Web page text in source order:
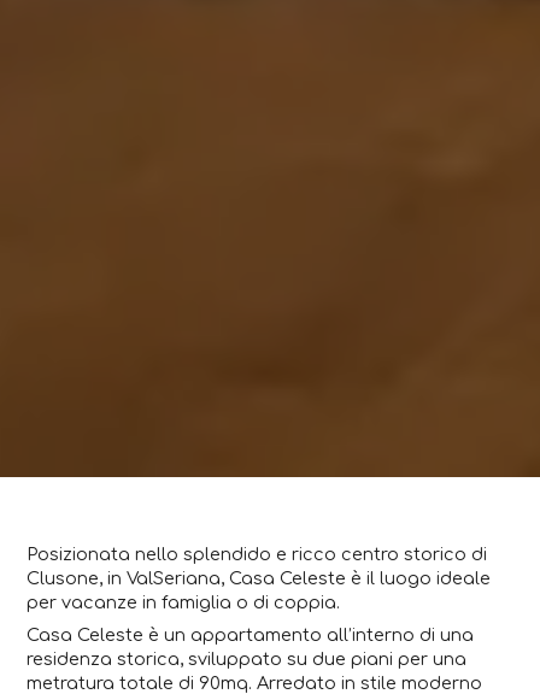
Posizionata nello splendido e ricco centro storico di
Clusone, in ValSeriana, Casa Celeste è il luogo ideale
per vacanze in famiglia o di coppia.
Casa Celeste è un appartamento all’interno di una
residenza storica, sviluppato su due piani per una
metratura totale di 90mq. Arredato in stile moderno